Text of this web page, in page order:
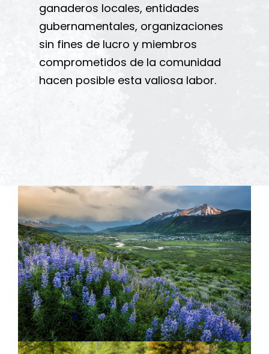
ganaderos locales, entidades
gubernamentales, organizaciones
sin fines de lucro y miembros
comprometidos de la comunidad
hacen posible esta valiosa labor.